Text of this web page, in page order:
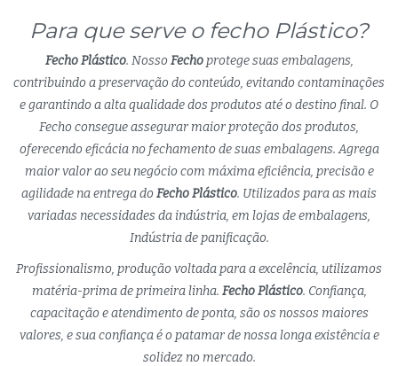
Para que serve o fecho Plástico?
Fecho Plástico. Nosso Fechoprotege suas embalagens,
contribuindo a preservação do conteúdo, evitando contaminações
e garantindo a alta qualidade dos produtos até o destino final. O
Fecho consegue assegurar maior proteção dos produtos,
oferecendo eficácia no fechamento de suas embalagens. Agrega
maior valor ao seu negócio com máxima eficiência, precisão e
agilidade na entrega do Fecho Plástico. Utilizados para as mais
variadas necessidades da indústria, em lojas de embalagens,
Indústria de panificação.
Profissionalismo, produção voltada para a excelência, utilizamos
matéria-prima de primeira linha. Fecho Plástico. Confiança,
capacitação e atendimento de ponta, são os nossos maiores
valores, e sua confiança é o patamar de nossa longa existência e
solidez no mercado.